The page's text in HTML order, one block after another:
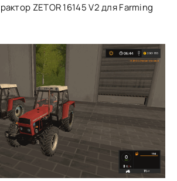
ZETOR 16145 V2 для Farming